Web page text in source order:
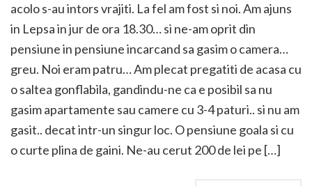
acolo s-au intors vrajiti. La fel am fost si noi. Am ajuns
in Lepsa in jur de ora 18.30… si ne-am oprit din
pensiune in pensiune incarcand sa gasim o camera…
greu. Noi eram patru… Am plecat pregatiti de acasa cu
o saltea gonflabila, gandindu-ne ca e posibil sa nu
gasim apartamente sau camere cu 3-4 paturi.. si nu am
gasit.. decat intr-un singur loc. O pensiune goala si cu
o curte plina de gaini. Ne-au cerut 200 de lei pe […]